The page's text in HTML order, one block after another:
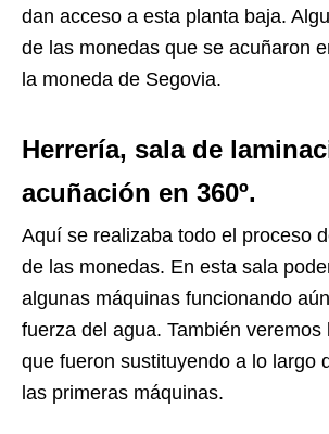
dan acceso a esta planta baja.
de las monedas que se acuñaron
la moneda de Segovia.
Herrería, sala de
acuñación en 360º.
Aquí se realizaba todo el proceso
de las monedas. En esta sala
algunas máquinas funcionando
fuerza del agua. También veremos
que fueron sustituyendo a lo largo
las primeras máquinas.